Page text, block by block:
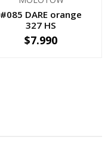
#085 DARE orange
327 HS
+
$7.990